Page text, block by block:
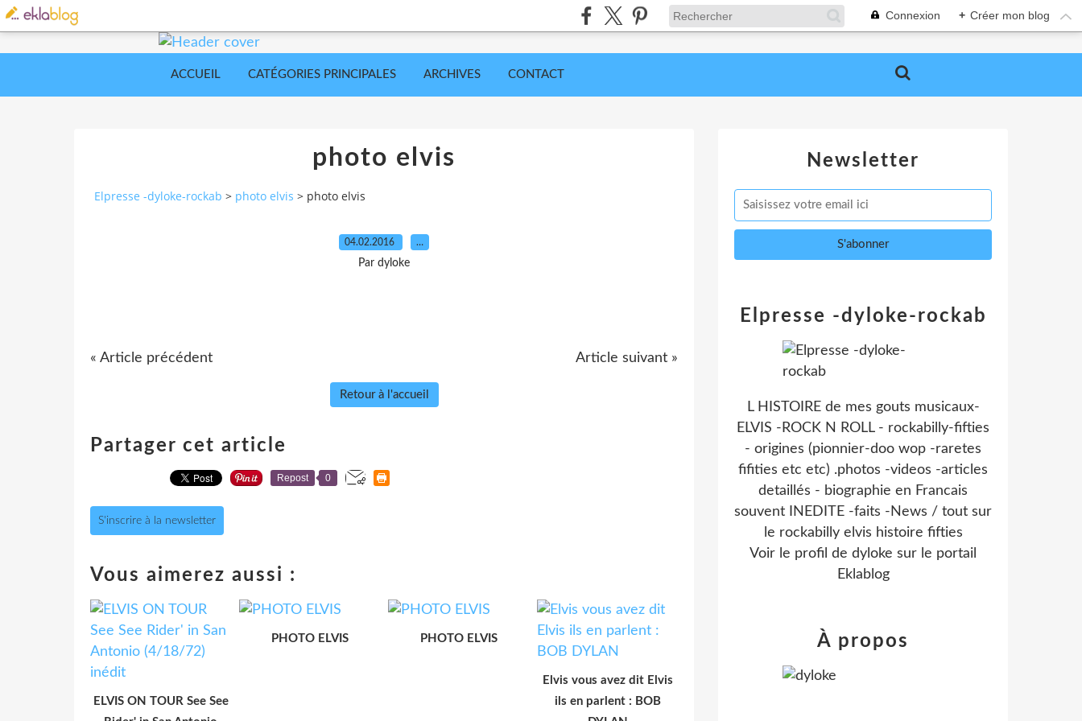
Connexion + Créer mon blog
ACCUEIL CATÉGORIES PRINCIPALES ARCHIVES CONTACT
photo elvis
Elpresse -dyloke-rockab > photo elvis > photo elvis
04.02.2016 …
Par dyloke
« Article précédent Article suivant »
Retour à l'accueil
Partager cet article
Repost 0
S'inscrire à la newsletter
Vous aimerez aussi :
ELVIS ON TOUR See See
PHOTO ELVIS PHOTO ELVIS
Elvis vous avez dit Elvis
ils en parlent : BOB
Newsletter
Elpresse -dyloke-rockab
L HISTOIRE de mes gouts musicaux-
ELVIS -ROCK N ROLL - rockabilly-fifties
- origines (pionnier-doo wop -raretes
fifities etc etc) .photos -videos -articles
detaillés - biographie en Francais
souvent INEDITE -faits -News / tout sur
le rockabilly elvis histoire fifties
Voir le profil de dyloke sur le portail
Eklablog
À propos